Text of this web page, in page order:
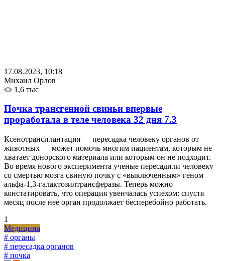
17.08.2023, 10:18
Михаил Орлов
1,6 тыс
Почка трансгенной свиньи впервые
проработала в теле человека 32 дня 7.3
Ксенотрансплантация — пересадка человеку органов от
животных — может помочь многим пациентам, которым не
хватает донорского материала или которым он не подходит.
Во время нового эксперимента ученые пересадили человеку
со смертью мозга свиную почку с «выключенным» геном
альфа-1,3-галактозилтрансферазы. Теперь можно
констатировать, что операция увенчалась успехом: спустя
месяц после нее орган продолжает бесперебойно работать.
1
Медицина
# органы
# пересадка органов
# почка